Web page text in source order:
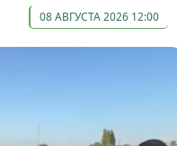
08 АВГУСТА 2026 12:00